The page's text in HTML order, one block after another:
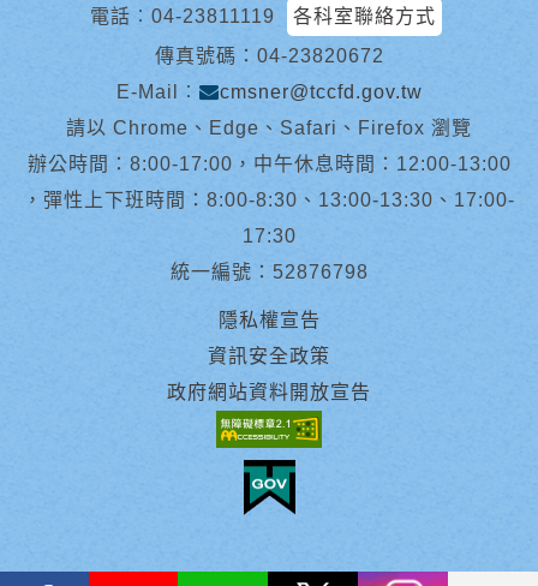
電話︰ 04-23811119
各科室聯絡方式
傳真號碼：04-23820672
E-Mail︰
cmsner@tccfd.gov.tw
請以 Chrome、Edge、Safari、Firefox 瀏覽
辦公時間：8:00-17:00，中午休息時間：12:00-13:00
，彈性上下班時間：8:00-8:30、13:00-13:30、17:00-
17:30
統一編號：52876798
隱私權宣告
資訊安全政策
政府網站資料開放宣告